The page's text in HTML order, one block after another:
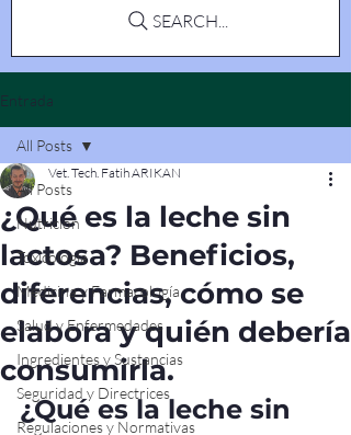
SEARCH...
Entrada
All Posts
Nutrición
Toxicología
Medicina y Farmacología
Salud y Enfermedades
Ingredientes y Sustancias
Seguridad y Directrices
Regulaciones y Normativas
All Posts
¿Qué es la leche sin
lactosa? Beneficios,
diferencias, cómo se
elabora y quién debería
consumirla.
Vet. Tech. Fatih ARIKAN
¿Qué es la leche sin